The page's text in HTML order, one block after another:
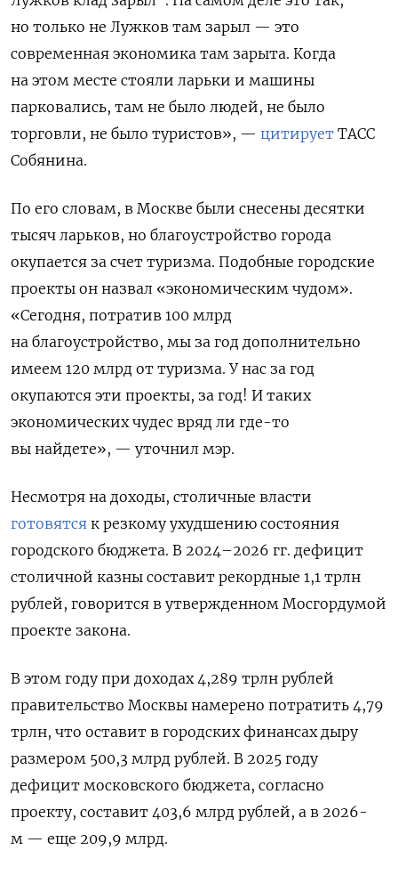
но только не Лужков там зарыл — это
современная экономика там зарыта. Когда
на этом месте стояли ларьки и машины
парковались, там не было людей, не было
торговли, не было туристов», — цитирует ТАСС
Собянина.
По его словам, в Москве были снесены десятки
тысяч ларьков, но благоустройство города
окупается за счет туризма. Подобные городские
проекты он назвал «экономическим чудом».
«Сегодня, потратив 100 млрд
на благоустройство, мы за год дополнительно
имеем 120 млрд от туризма. У нас за год
окупаются эти проекты, за год! И таких
экономических чудес вряд ли где-то
вы найдете», — уточнил мэр.
Несмотря на доходы, столичные власти
готовятся к резкому ухудшению состояния
городского бюджета. В 2024–2026 гг. дефицит
столичной казны составит рекордные 1,1 трлн
рублей, говорится в утвержденном Мосгордумой
проекте закона.
В этом году при доходах 4,289 трлн рублей
правительство Москвы намерено потратить 4,79
трлн, что оставит в городских финансах дыру
размером 500,3 млрд рублей. В 2025 году
дефицит московского бюджета, согласно
проекту, составит 403,6 млрд рублей, а в 2026-
м — еще 209,9 млрд.